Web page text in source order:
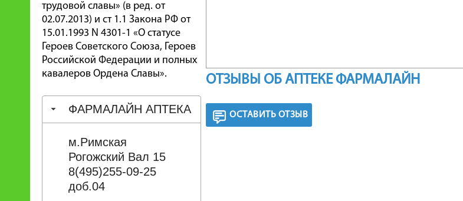
трудовой славы» (в ред. от
02.07.2013) и ст 1.1 Закона РФ от
15.01.1993 N 4301-1 «О статусе
Героев Советского Союза, Героев
Российской Федерации и полных
кавалеров Ордена Славы».
ФАРМАЛАЙН АПТЕКА
м.Римская
Рогожский Вал 15
8(495)255-09-25
доб.04
ОТЗЫВЫ ОБ АПТЕКЕ ФАРМАЛАЙН
ОСТАВИТЬ ОТЗЫВ